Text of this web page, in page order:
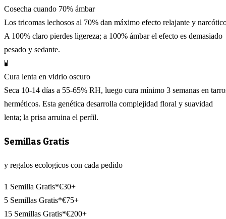
Cosecha cuando 70% ámbar
Los tricomas lechosos al 70% dan máximo efecto relajante y
A 100% claro pierdes ligereza; a 100% ámbar el efecto es demasiado
pesado y sedante.
🧪
Cura lenta en vidrio oscuro
Seca 10-14 días a 55-65% RH, luego cura mínimo 3 semanas en
herméticos. Esta genética desarrolla complejidad floral y suavidad
lenta; la prisa arruina el perfil.
Semillas Gratis
y regalos ecologicos con cada pedido
1 Semilla Gratis*€30+
5 Semillas Gratis*€75+
15 Semillas Gratis*€200+